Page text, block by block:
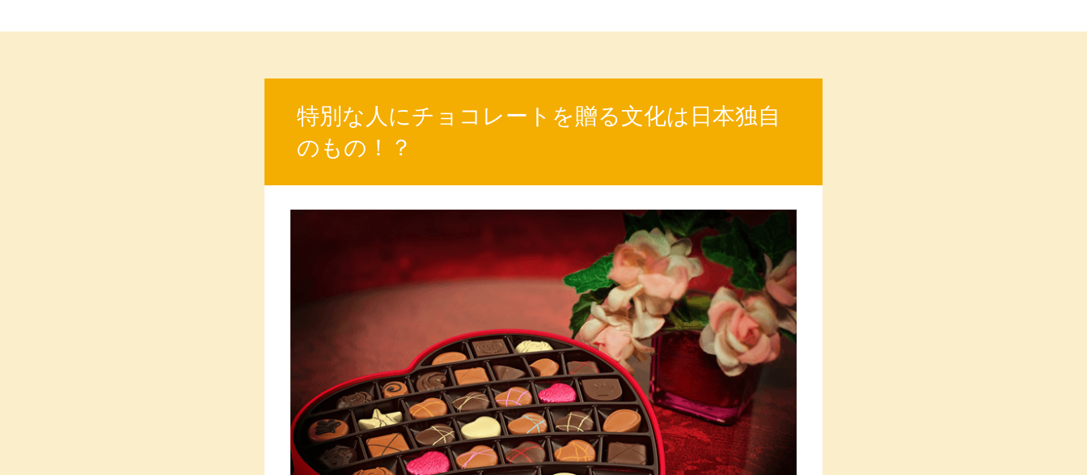
特別な人にチョコレートを贈る文化は日本独自
のもの！？